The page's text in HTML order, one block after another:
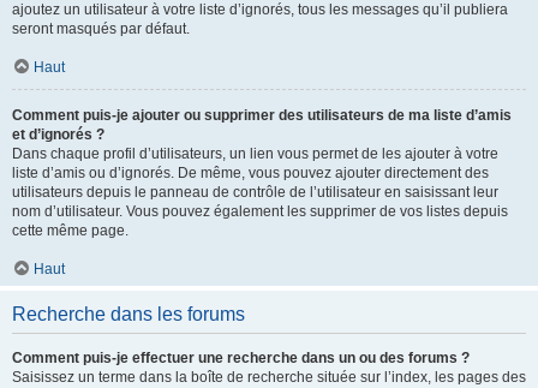
ajoutez un utilisateur à votre liste d’ignorés, tous les messages qu’il publiera
seront masqués par défaut.
Haut
Comment puis-je ajouter ou supprimer des utilisateurs de ma liste d’amis
et d’ignorés ?
Dans chaque profil d’utilisateurs, un lien vous permet de les ajouter à votre
liste d’amis ou d’ignorés. De même, vous pouvez ajouter directement des
utilisateurs depuis le panneau de contrôle de l’utilisateur en saisissant leur
nom d’utilisateur. Vous pouvez également les supprimer de vos listes depuis
cette même page.
Haut
Recherche dans les forums
Comment puis-je effectuer une recherche dans un ou des forums ?
Saisissez un terme dans la boîte de recherche située sur l’index, les pages des